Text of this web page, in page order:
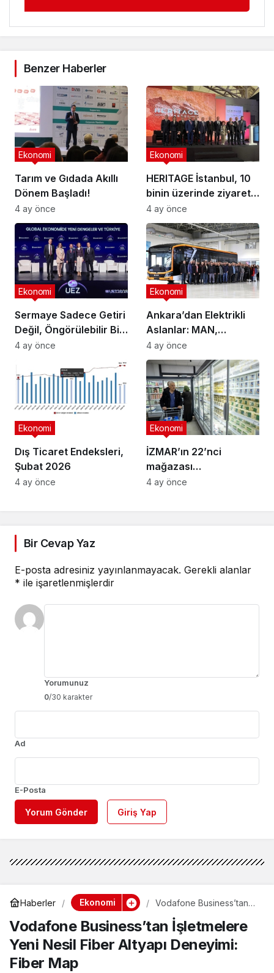
Benzer Haberler
Tarım ve Gıdada Akıllı
Dönem Başladı!
Ekonomi
4 ay önce
HERITAGE İstanbul, 10
binin üzerinde ziyaretçi
ağırladı
Ekonomi
4 ay önce
Sermaye Sadece Getiri
Değil, Öngörülebilir Bir
Ortam Arıyor
Ekonomi
4 ay önce
Ankara’dan Elektrikli
Aslanlar: MAN,
Ankara’daki
fabrikasında eBus
üretimine başladı
Ekonomi
4 ay önce
Dış Ticaret Endeksleri,
Şubat 2026
Ekonomi
4 ay önce
İZMAR’ın 22’nci
mağazası
Osmangazi’de açıldı
Ekonomi
4 ay önce
Bir Cevap Yaz
E-posta adresiniz yayınlanmayacak. Gerekli alanlar
* ile işaretlenmişlerdir
Yorumunuz
0/30 karakter
Ad
E-Posta
Yorum Gönder Giriş Yap
Haberler Ekonomi
Vodafone Business’tan
Fiber Altyapı Deneyimi:
Fiber Map
Vodafone Business’tan İşletmelere
Yeni Nesil Fiber Altyapı Deneyimi:
Fiber Map